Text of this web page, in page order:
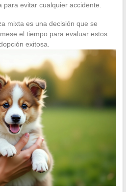
evitar cualquier accidente.
mixta es una decisión que se
el tiempo para evaluar estos
exitosa.